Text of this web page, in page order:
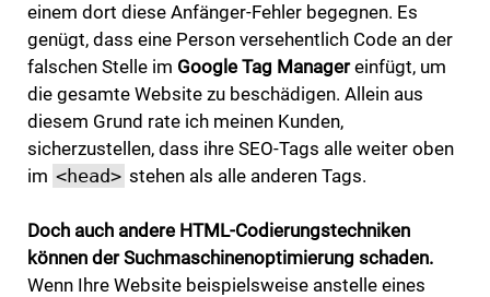
einem dort diese Anfänger-Fehler begegnen. Es
genügt, dass eine Person versehentlich Code an der
falschen Stelle im Google Tag Managereinfügt, um
die gesamte Website zu beschädigen. Allein aus
diesem Grund rate ich meinen Kunden,
sicherzustellen, dass ihre SEO-Tags alle weiter oben
im <head> stehen als alle anderen Tags.
Doch auch andere HTML-Codierungstechniken
können der Suchmaschinenoptimierung schaden.
Wenn Ihre Website beispielsweise anstelle eines